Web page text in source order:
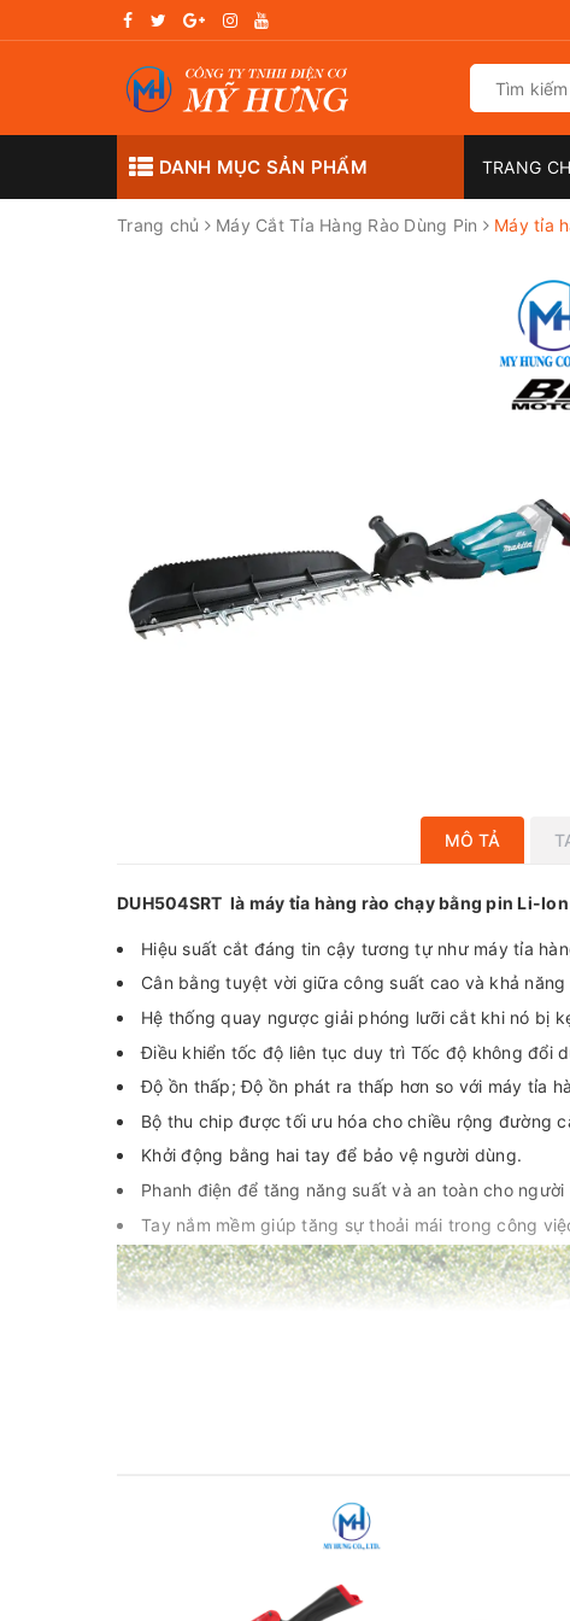
DANH MỤC SẢN PHẨM TRANG
Trang chủ Máy Cắt Tỉa Hàng Rào Dùng Pin Máy tỉa
MÔ TẢ
DUH504SRT là máy tỉa hàng rào chạy bằng pin Li-
Hiệu suất cắt đáng tin cậy tương tự như máy tỉa
Cân bằng tuyệt vời giữa công suất cao và khả năng
Hệ thống quay ngược giải phóng lưỡi cắt khi nó bị
Điều khiển tốc độ liên tục duy trì Tốc độ không đổi
Độ ồn thấp; Độ ồn phát ra thấp hơn so với máy tỉa
Bộ thu chip được tối ưu hóa cho chiều rộng đường
Khởi động bằng hai tay để bảo vệ người dùng.
Phanh điện để tăng năng suất và an toàn cho người
Tay nắm mềm giúp tăng sự thoải mái trong công